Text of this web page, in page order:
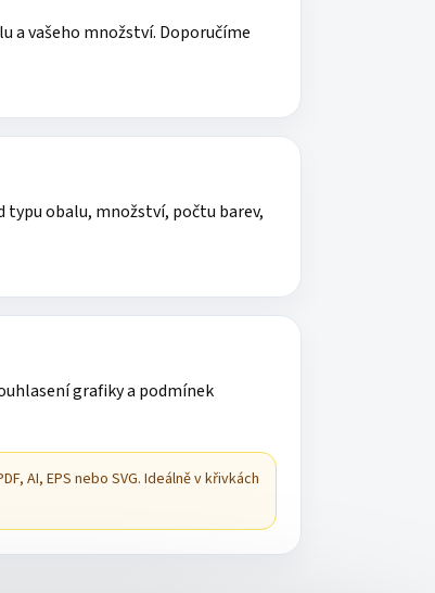
a vašeho množství. Doporučíme
typu obalu, množství, počtu barev,
grafiky a podmínek
AI, EPS nebo SVG. Ideálně v křivkách